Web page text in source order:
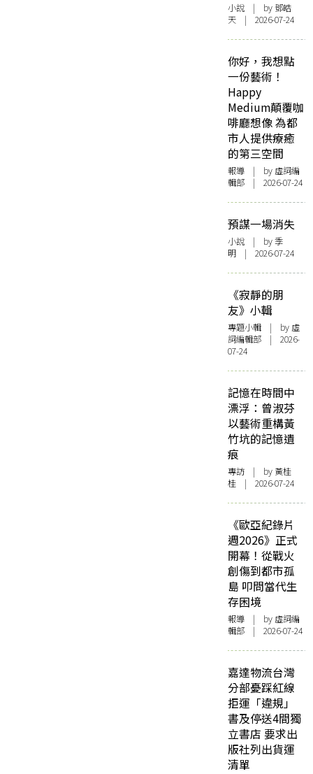
小說 | by 鄧皓
天 | 2026-07-24
你好，我想點
一份藝術！
Happy
Medium顛覆咖
啡廳想像 為都
市人提供療癒
的第三空間
報導 | by 虛詞編
輯部 | 2026-07-24
預謀一場消失
小說 | by 季
明 | 2026-07-24
《寂靜的朋
友》小輯
專題小輯 | by 虛
詞編輯部 | 2026-
07-24
記憶在時間中
漂浮：曾淑芬
以藝術重構黃
竹坑的記憶遺
痕
專訪 | by 黃桂
桂 | 2026-07-24
《歐亞紀錄片
週2026》正式
開幕！從戰火
創傷到都市孤
島 叩問當代生
存困境
報導 | by 虛詞編
輯部 | 2026-07-24
嘉達物流台灣
分部憂踩紅線
拒運「違規」
書及停送4間獨
立書店 要求出
版社列出貨運
清單